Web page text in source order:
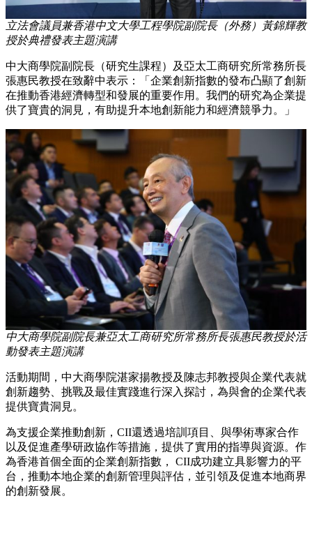
立法會議員兼香港中文大學工程學院副院長（外務）黃錦輝教
授於典禮發表主題演講
中大商學院副院長（研究生課程）及亞太工商研究所常務所長
張惠民教授在致辭中表示：「企業創新指數的發布凸顯了創新
在推動香港經濟轉型和發展的重要作用。我們的研究為企業提
供了寶貴的洞見，有助提升本地創新能力和經濟競爭力。」
中大商學院副院長兼亞太工商研究所常務所長張惠民教授於活
動發表主題演講
活動期間，中大商學院湛家揚教授及陳志邦教授與企業代表就
創新趨勢、挑戰及最佳實踐進行深入探討，為與會的企業代表
提供寶貴洞見。
為支援企業推動創新，CII還透過培訓項目、與學術專家合作
以及促進產學研政協作等措施，提供了實用的指導與資源。作
為香港首個全面的企業創新指數， CII成功建立具影響力的平
台，推動本地企業的創新管理與評估，並引領及促進本地商界
的創新發展。